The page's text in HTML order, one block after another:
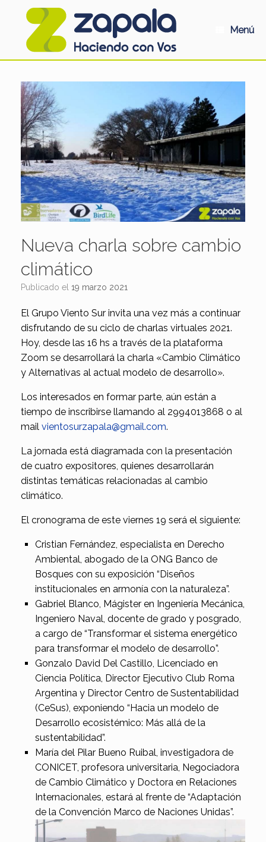
Menú
Nueva charla sobre cambio
climático
Publicado el 19 marzo 2021
El Grupo Viento Sur invita una vez más a continuar
disfrutando de su ciclo de charlas virtuales 2021.
Hoy, desde las 16 hs a través de la plataforma
Zoom se desarrollará la charla «Cambio Climático
y Alternativas al actual modelo de desarrollo».
Los interesados en formar parte, aún están a
tiempo de inscribirse llamando al 2994013868 o al
mail vientosurzapala@gmail.com.
La jornada está diagramada con la presentación
de cuatro expositores, quienes desarrollarán
distintas temáticas relacionadas al cambio
climático.
El cronograma de este viernes 19 será el siguiente:
Cristian Fernández, especialista en Derecho
Ambiental, abogado de la ONG Banco de
Bosques con su exposición “Diseños
institucionales en armonía con la naturaleza”.
Gabriel Blanco, Mágister en Ingeniería Mecánica,
Ingeniero Naval, docente de grado y posgrado,
a cargo de “Transformar el sistema energético
para transformar el modelo de desarrollo”.
Gonzalo David Del Castillo, Licenciado en
Ciencia Política, Director Ejecutivo Club Roma
Argentina y Director Centro de Sustentabilidad
(CeSus), exponiendo “Hacia un modelo de
Desarrollo ecosistémico: Más allá de la
sustentabilidad”.
María del Pilar Bueno Ruibal, investigadora de
CONICET, profesora universitaria, Negociadora
de Cambio Climático y Doctora en Relaciones
Internacionales, estará al frente de “Adaptación
de la Convención Marco de Naciones Unidas”.